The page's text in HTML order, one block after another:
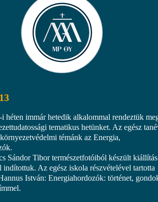
héten immár hetedik alkalommal rendeztük
tematikus hetünket. Az egész
témánk az Energia,
Sándor Tibor természetfotóiból készült kiállítás
indítottuk. Az egész iskola részvételével tartotta
István: Energiahordozók: történet,